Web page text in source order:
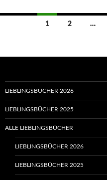
Beitragsnavigation
1 2 …
LIEBLINGSBÜCHER 2026
LIEBLINGSBÜCHER 2025
ALLE LIEBLINGSBÜCHER
LIEBLINGSBÜCHER 2026
LIEBLINGSBÜCHER 2025